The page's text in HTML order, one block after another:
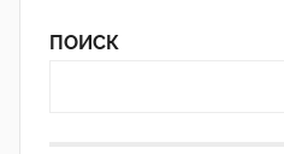
ПОИСК